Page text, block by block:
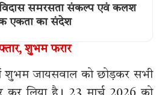
समरसता संकल्प एवं कलश
एकता का संदेश
शुभम फरार
शुभम जायसवाल को छोड़कर सभी